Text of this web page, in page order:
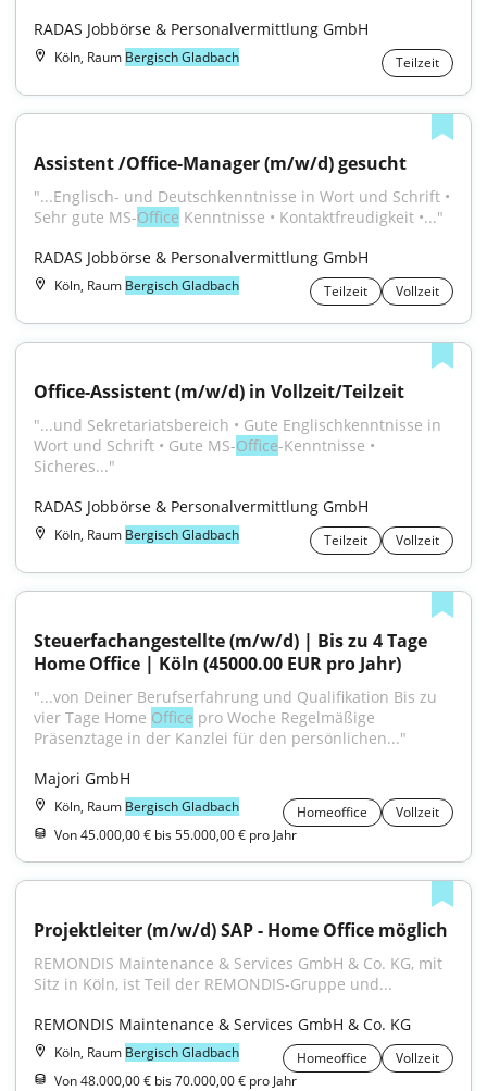
RADAS Jobbörse & Personalvermittlung GmbH
Köln, Raum Bergisch Gladbach Teilzeit
Assistent /Office-Manager (m/w/d) gesucht
"...Englisch- und Deutschkenntnisse in Wort und Schrift •
Sehr gute MS-Office Kenntnisse • Kontaktfreudigkeit •..."
RADAS Jobbörse & Personalvermittlung GmbH
Köln, Raum Bergisch Gladbach Teilzeit Vollzeit
Office-Assistent (m/w/d) in Vollzeit/Teilzeit
"...und Sekretariatsbereich • Gute Englischkenntnisse in
Wort und Schrift • Gute MS-Office-Kenntnisse •
Sicheres..."
RADAS Jobbörse & Personalvermittlung GmbH
Köln, Raum Bergisch Gladbach Teilzeit Vollzeit
Steuerfachangestellte (m/w/d) | Bis zu 4 Tage
Home Office | Köln (45000.00 EUR pro Jahr)
"...von Deiner Berufserfahrung und Qualifikation Bis zu
vier Tage Home Office pro Woche Regelmäßige
Präsenztage in der Kanzlei für den persönlichen..."
Majori GmbH
Köln, Raum Bergisch Gladbach Homeoffice
Vollzeit
Von 45.000,00 € bis 55.000,00 € pro Jahr
Projektleiter (m/w/d) SAP - Home Office möglich
REMONDIS Maintenance & Services GmbH & Co. KG, mit
Sitz in Köln, ist Teil der REMONDIS-Gruppe und...
REMONDIS Maintenance & Services GmbH & Co. KG
Köln, Raum Bergisch Gladbach Homeoffice
Vollzeit
Von 48.000,00 € bis 70.000,00 € pro Jahr